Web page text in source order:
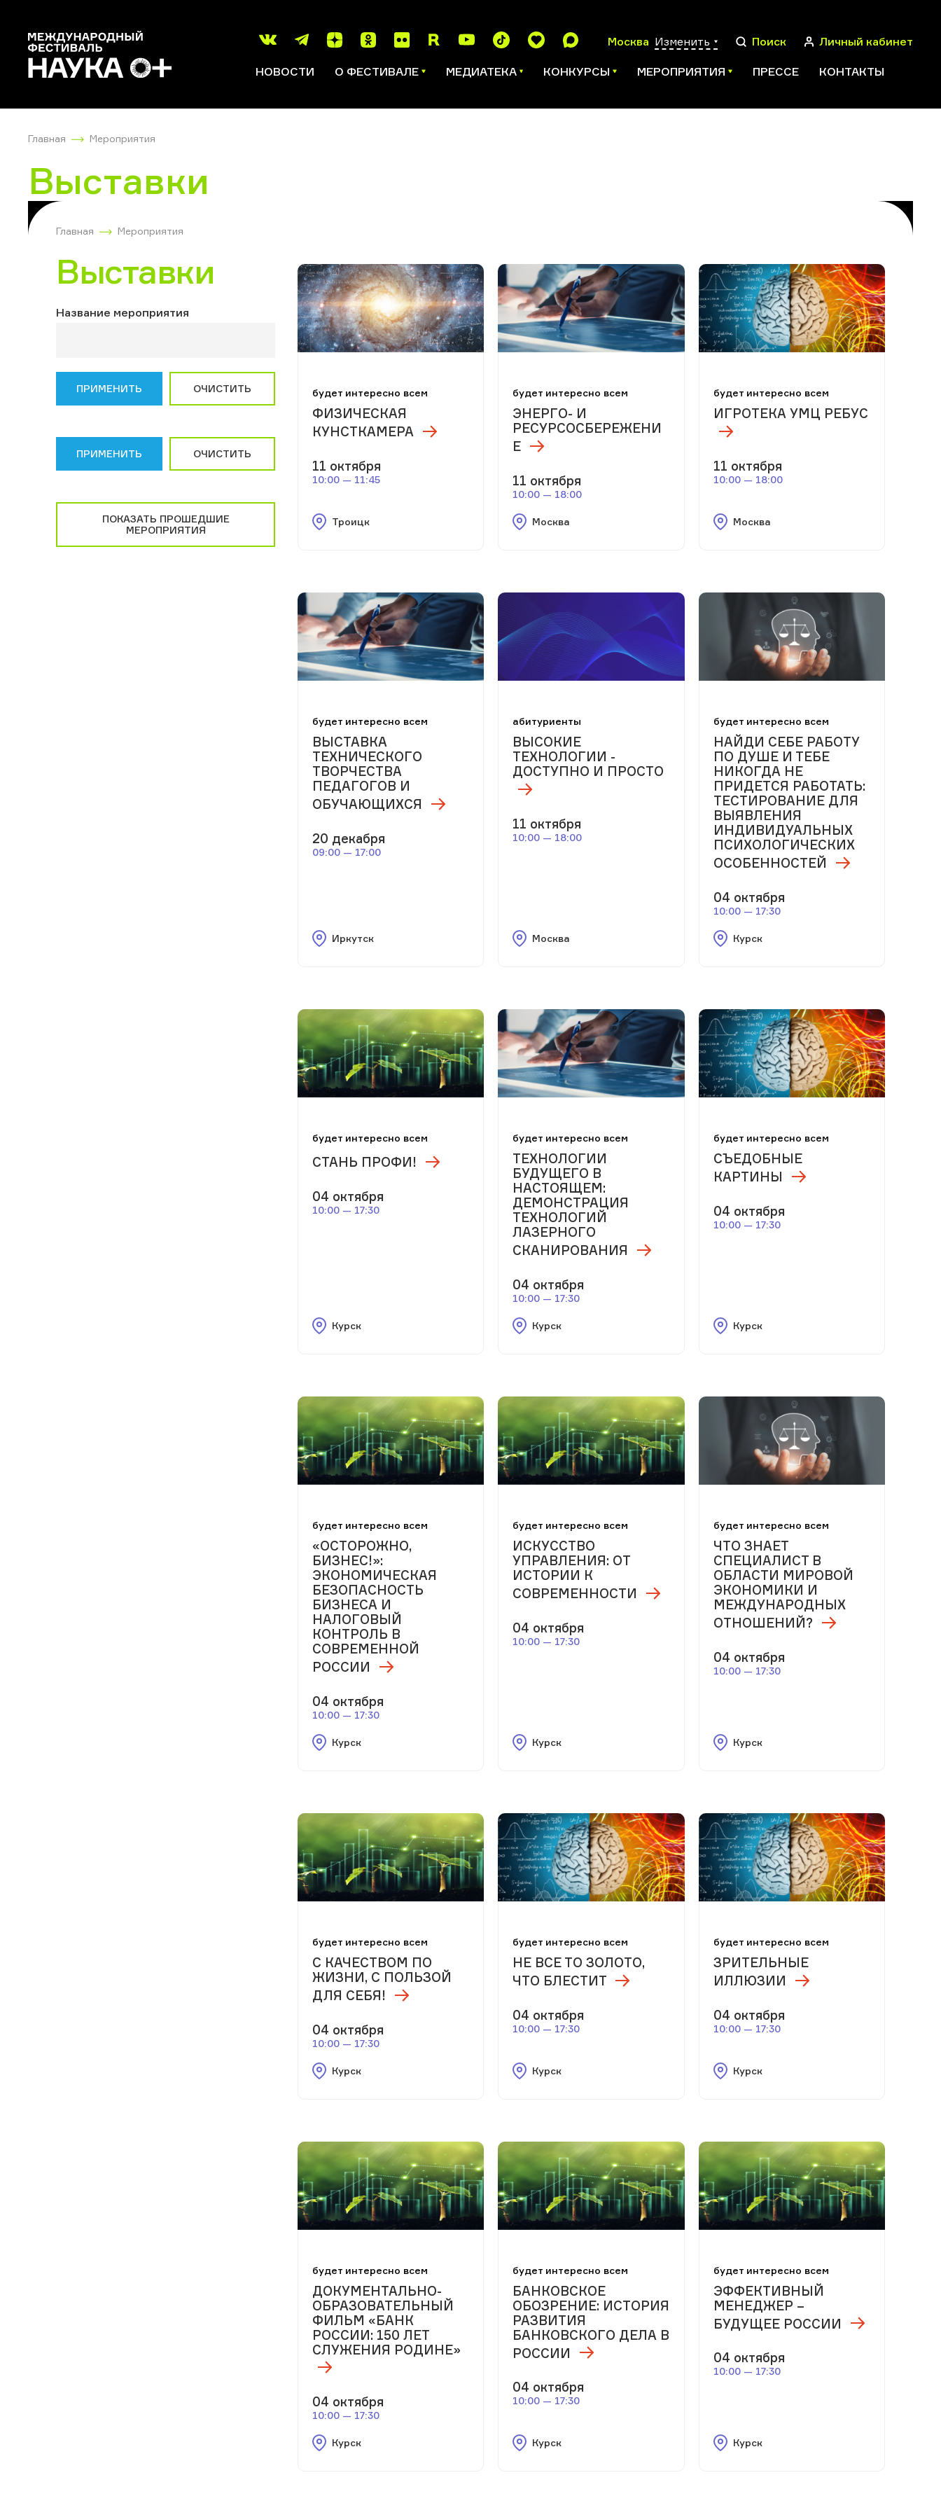
Москва Изменить Поиск Личный кабинет
НОВОСТИ О ФЕСТИВАЛЕ МЕДИАТЕКА КОНКУРСЫ МЕРОПРИЯТИЯ ПРЕССЕ КОНТАКТЫ
Главная Мероприятия
Выставки
Главная Мероприятия
Выставки
Название мероприятия
ПРИМЕНИТЬ ОЧИСТИТЬ
ПРИМЕНИТЬ ОЧИСТИТЬ
ПОКАЗАТЬ ПРОШЕДШИЕ
МЕРОПРИЯТИЯ
будет интересно всем
ФИЗИЧЕСКАЯ
КУНСТКАМЕРА
11 октября
10:00 — 11:45
Троицк
будет интересно всем
ЭНЕРГО- И
РЕСУРСОСБЕРЕЖЕНИ
Е
11 октября
10:00 — 18:00
Москва
будет интересно всем
ИГРОТЕКА УМЦ РЕБУС
11 октября
10:00 — 18:00
Москва
будет интересно всем
ВЫСТАВКА
ТЕХНИЧЕСКОГО
ТВОРЧЕСТВА
ПЕДАГОГОВ И
ОБУЧАЮЩИХСЯ
20 декабря
09:00 — 17:00
Иркутск
абитуриенты
ВЫСОКИЕ
ТЕХНОЛОГИИ -
ДОСТУПНО И ПРОСТО
11 октября
10:00 — 18:00
Москва
будет интересно всем
НАЙДИ СЕБЕ РАБОТУ
ПО ДУШЕ И ТЕБЕ
НИКОГДА НЕ
ПРИДЕТСЯ РАБОТАТЬ:
ТЕСТИРОВАНИЕ ДЛЯ
ВЫЯВЛЕНИЯ
ИНДИВИДУАЛЬНЫХ
ПСИХОЛОГИЧЕСКИХ
ОСОБЕННОСТЕЙ
04 октября
10:00 — 17:30
Курск
будет интересно всем
СТАНЬ ПРОФИ!
04 октября
10:00 — 17:30
Курск
будет интересно всем
ТЕХНОЛОГИИ
БУДУЩЕГО В
НАСТОЯЩЕМ:
ДЕМОНСТРАЦИЯ
ТЕХНОЛОГИЙ
ЛАЗЕРНОГО
СКАНИРОВАНИЯ
04 октября
10:00 — 17:30
Курск
будет интересно всем
СЪЕДОБНЫЕ
КАРТИНЫ
04 октября
10:00 — 17:30
Курск
будет интересно всем
«ОСТОРОЖНО,
БИЗНЕС!»:
ЭКОНОМИЧЕСКАЯ
БЕЗОПАСНОСТЬ
БИЗНЕСА И
НАЛОГОВЫЙ
КОНТРОЛЬ В
СОВРЕМЕННОЙ
РОССИИ
04 октября
10:00 — 17:30
Курск
будет интересно всем
ИСКУССТВО
УПРАВЛЕНИЯ: ОТ
ИСТОРИИ К
СОВРЕМЕННОСТИ
04 октября
10:00 — 17:30
Курск
будет интересно всем
ЧТО ЗНАЕТ
СПЕЦИАЛИСТ В
ОБЛАСТИ МИРОВОЙ
ЭКОНОМИКИ И
МЕЖДУНАРОДНЫХ
ОТНОШЕНИЙ?
04 октября
10:00 — 17:30
Курск
будет интересно всем
С КАЧЕСТВОМ ПО
ЖИЗНИ, С ПОЛЬЗОЙ
ДЛЯ СЕБЯ!
04 октября
10:00 — 17:30
Курск
будет интересно всем
НЕ ВСЕ ТО ЗОЛОТО,
ЧТО БЛЕСТИТ
04 октября
10:00 — 17:30
Курск
будет интересно всем
ЗРИТЕЛЬНЫЕ
ИЛЛЮЗИИ
04 октября
10:00 — 17:30
Курск
будет интересно всем
ДОКУМЕНТАЛЬНО-
ОБРАЗОВАТЕЛЬНЫЙ
ФИЛЬМ «БАНК
РОССИИ: 150 ЛЕТ
СЛУЖЕНИЯ РОДИНЕ»
04 октября
10:00 — 17:30
Курск
будет интересно всем
БАНКОВСКОЕ
ОБОЗРЕНИЕ: ИСТОРИЯ
РАЗВИТИЯ
БАНКОВСКОГО ДЕЛА В
РОССИИ
04 октября
10:00 — 17:30
Курск
будет интересно всем
ЭФФЕКТИВНЫЙ
МЕНЕДЖЕР –
БУДУЩЕЕ РОССИИ
04 октября
10:00 — 17:30
Курск